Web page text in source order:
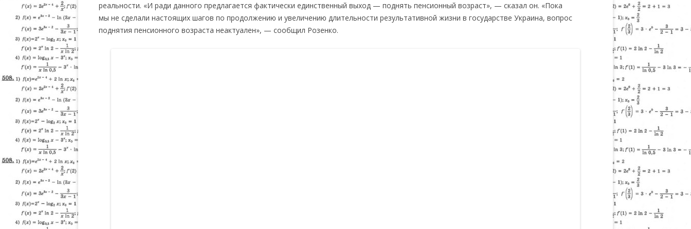
реальности. «И ради данного предлагается фактически единственный выход — поднять пенсионный возраст», — сказал он. «Пока
мы не сделали настоящих шагов по продолжению и увеличению длительности результативной жизни в государстве Украина, вопрос
поднятия пенсионного возраста неактуален», — сообщил Розенко.